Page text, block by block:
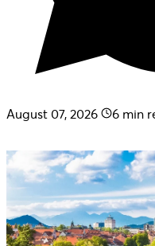
August 07, 2026 6 min